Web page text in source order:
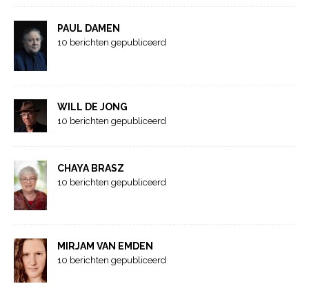
PAUL DAMEN
10 berichten gepubliceerd
WILL DE JONG
10 berichten gepubliceerd
CHAYA BRASZ
10 berichten gepubliceerd
MIRJAM VAN EMDEN
10 berichten gepubliceerd